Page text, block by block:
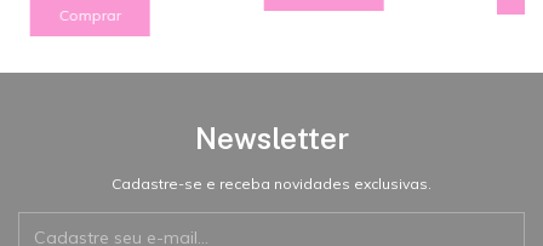
Comprar
Newsletter
Cadastre-se e receba novidades exclusivas.